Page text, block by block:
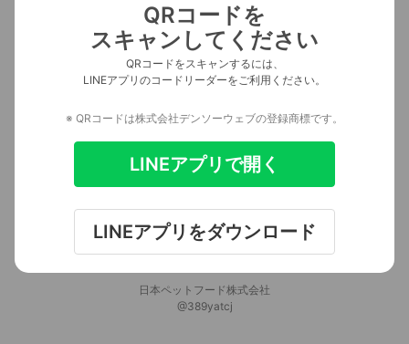
日本ペットフード株式会社
@389yatcj
QRコードを
スキャンしてください
QRコードをスキャンするには、
LINEアプリのコードリーダーをご利用ください。
※ QRコードは株式会社デンソーウェブの登録商標です。
LINEアプリで開く
LINEアプリをダウンロード